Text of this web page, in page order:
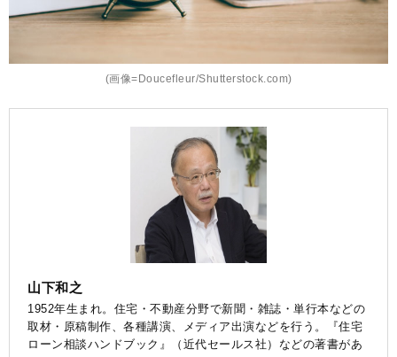
(画像=Doucefleur/Shutterstock.com)
山下和之
1952年生まれ。住宅・不動産分野で新聞・雑誌・単行本などの
取材・原稿制作、各種講演、メディア出演などを行う。『住宅
ローン相談ハンドブック』（近代セールス社）などの著書があ